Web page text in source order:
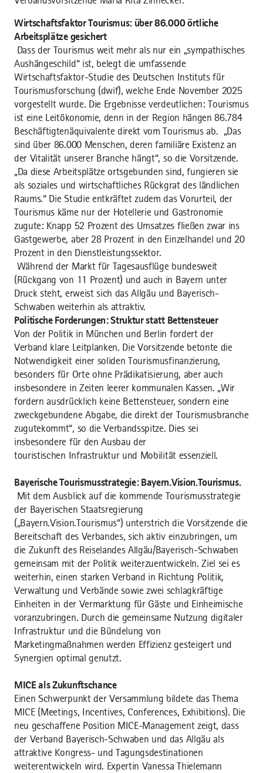
Wirtschaftsfaktor Tourismus: über 86.000 örtliche
Arbeitsplätze gesichert
Dass der Tourismus weit mehr als nur ein „sympathisches
Aushängeschild“ ist, belegt die umfassende
Wirtschaftsfaktor-Studie des Deutschen Instituts für
Tourismusforschung (dwif), welche Ende November 2025
vorgestellt wurde. Die Ergebnisse verdeutlichen: Tourismus
ist eine Leitökonomie, denn in der Region hängen 86.784
Beschäftigtenäquivalente direkt vom Tourismus ab. „Das
sind über 86.000 Menschen, deren familiäre Existenz an
der Vitalität unserer Branche hängt“, so die Vorsitzende.
„Da diese Arbeitsplätze ortsgebunden sind, fungieren sie
als soziales und wirtschaftliches Rückgrat des ländlichen
Raums.“ Die Studie entkräftet zudem das Vorurteil, der
Tourismus käme nur der Hotellerie und Gastronomie
zugute: Knapp 52 Prozent des Umsatzes fließen zwar ins
Gastgewerbe, aber 28 Prozent in den Einzelhandel und 20
Prozent in den Dienstleistungssektor.
Während der Markt für Tagesausflüge bundesweit
(Rückgang von 11 Prozent) und auch in Bayern unter
Druck steht, erweist sich das Allgäu und Bayerisch-
Schwaben weiterhin als attraktiv.
Politische Forderungen: Struktur statt Bettensteuer
Von der Politik in München und Berlin fordert der
Verband klare Leitplanken. Die Vorsitzende betonte die
Notwendigkeit einer soliden Tourismusfinanzierung,
besonders für Orte ohne Prädikatisierung, aber auch
insbesondere in Zeiten leerer kommunalen Kassen. „Wir
fordern ausdrücklich keine Bettensteuer, sondern eine
zweckgebundene Abgabe, die direkt der Tourismusbranche
zugutekommt“, so die Verbandsspitze. Dies sei
insbesondere für den Ausbau der
touristischen Infrastruktur und Mobilität essenziell.
Bayerische Tourismusstrategie: Bayern.Vision.Tourismus.
Mit dem Ausblick auf die kommende Tourismusstrategie
der Bayerischen Staatsregierung
(„Bayern.Vision.Tourismus“) unterstrich die Vorsitzende die
Bereitschaft des Verbandes, sich aktiv einzubringen, um
die Zukunft des Reiselandes Allgäu/Bayerisch-Schwaben
gemeinsam mit der Politik weiterzuentwickeln. Ziel sei es
weiterhin, einen starken Verband in Richtung Politik,
Verwaltung und Verbände sowie zwei schlagkräftige
Einheiten in der Vermarktung für Gäste und Einheimische
voranzubringen. Durch die gemeinsame Nutzung digitaler
Infrastruktur und die Bündelung von
Marketingmaßnahmen werden Effizienz gesteigert und
Synergien optimal genutzt.
MICE als Zukunftschance
Einen Schwerpunkt der Versammlung bildete das Thema
MICE (Meetings, Incentives, Conferences, Exhibitions). Die
neu geschaffene Position MICE-Management zeigt, dass
der Verband Bayerisch-Schwaben und das Allgäu als
attraktive Kongress- und Tagungsdestinationen
weiterentwickeln wird. Expertin Vanessa Thielemann